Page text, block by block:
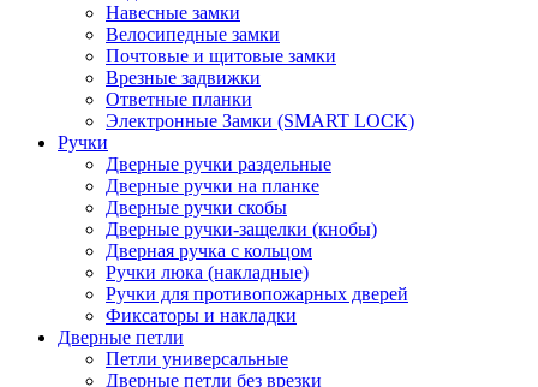
Навесные замки
Велосипедные замки
Почтовые и щитовые замки
Врезные задвижки
Ответные планки
Электронные Замки (SMART LOCK)
Ручки
Дверные ручки раздельные
Дверные ручки на планке
Дверные ручки скобы
Дверные ручки-защелки (кнобы)
Дверная ручка с кольцом
Ручки люка (накладные)
Ручки для противопожарных дверей
Фиксаторы и накладки
Дверные петли
Петли универсальные
Дверные петли без врезки